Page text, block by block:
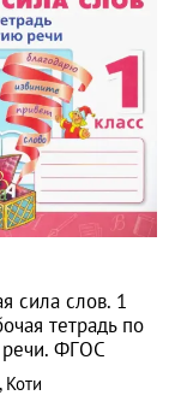
сила слов. 1
тетрадь по
ФГОС
, Коти